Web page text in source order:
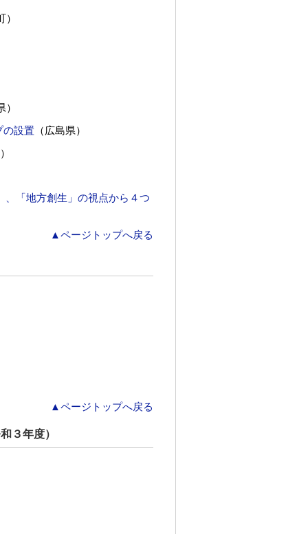
の設置（広島県）
「地方創生」の視点から４つ
▲ページトップへ戻る
▲ページトップへ戻る
３年度）